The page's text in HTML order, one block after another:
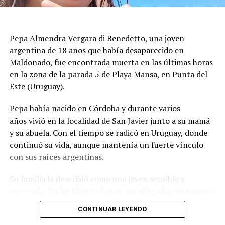
zona.
El ministro de Protección Civil, Nello Musumeci, advirtió
sobre la continuidad de la actividad sísmica y señaló que
“nuevos eventos de magnitud superior a 3 podrían
las autoridades locales, que mantienen el monitoreo
para detectar réplicas y coordinar asistencia donde haga
falta.
INGV confirmó los datos del sismo y la poca
profundidad, factores que explican por qué el terremoto
Pepa Almendra Vergara di Benedetto, una joven
argentina de 18 años que había desaparecido en
Maldonado, fue encontrada muerta en las últimas horas
en la zona de la parada 5 de Playa Mansa, en Punta del
Este (Uruguay).
Pepa había nacido en Córdoba y durante varios
años vivió en la localidad de San Javier junto a su mamá
y su abuela. Con el tiempo se radicó en Uruguay, donde
continuó su vida, aunque mantenía un fuerte vínculo
con sus raíces argentinas.
reconstruir qué pasó durante el lunes, cuando perdieron
contacto con ella y comenzó una búsqueda que terminó
CONTINUAR LEYENDO